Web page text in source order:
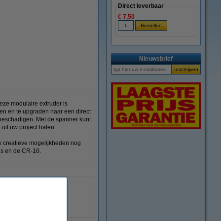
modulaire extruder is
en te upgraden naar een direct
Met de spanner kunt
uw project halen.
creatieve mogelijkheden nog
en de CR-10.
Direct leverbaar
€ 7,50
Nieuwsbrief